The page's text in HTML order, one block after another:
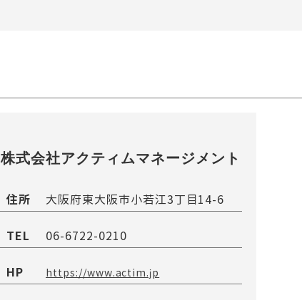
株式会社アクティムマネージメント
住所 大阪府東大阪市小若江3丁目14-6
TEL 06-6722-0210
HP https://www.actim.jp